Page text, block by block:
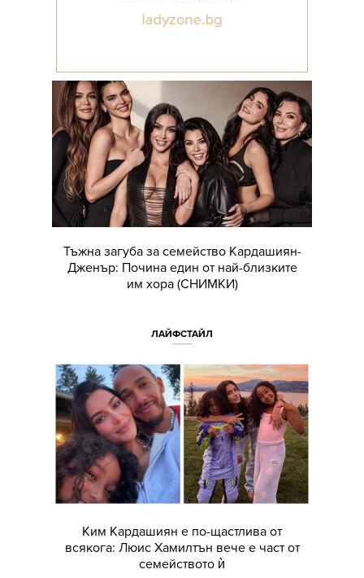
Тъжна загуба за семейство Кардашиян-
Дженър: Почина един от най-близките
им хора (СНИМКИ)
ЛАЙФСТАЙЛ
Ким Кардашиян е по-щастлива от
всякога: Люис Хамилтън вече е част от
семейството ѝ